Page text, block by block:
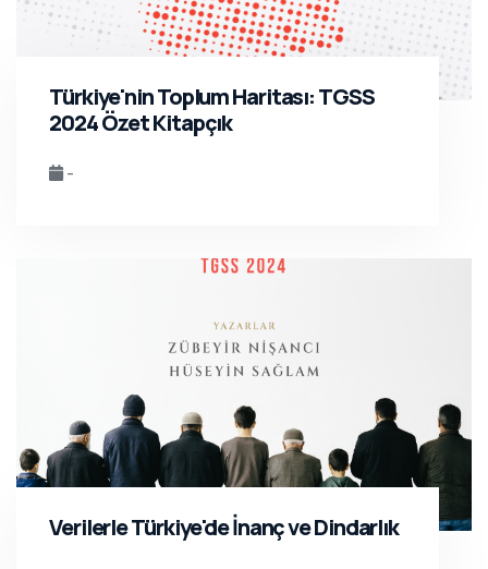
Türkiye'nin Toplum Haritası: TGSS
2024 Özet Kitapçık
-
Verilerle Türkiye'de İnanç ve Dindarlık